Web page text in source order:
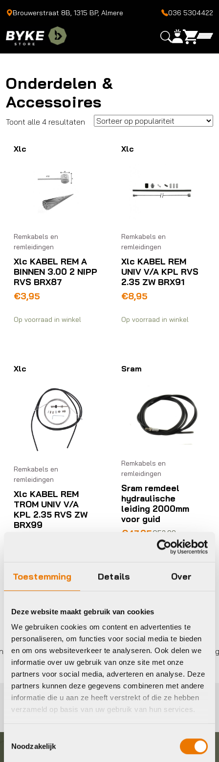
Toestemming Details Over
Deze website maakt gebruik van cookies
We gebruiken cookies om content en advertenties te
personaliseren, om functies voor social media te bieden
en om ons websiteverkeer te analyseren. Ook delen we
informatie over uw gebruik van onze site met onze
partners voor social media, adverteren en analyse. Deze
partners kunnen deze gegevens combineren met andere
informatie die u aan ze heeft verstrekt of die ze hebben
verzameld op basis van uw gebruik van hun services.
Noodzakelijk
Brouwerstraat 8B, 1315 BP, Almere 036 5304422
Onderdelen &
Accessoires
Toont alle 4 resultaten Gesorteerd
populariteit
Xlc
Remkabels en
remleidingen
Xlc KABEL REM A
BINNEN 3.00 2 NIPP
RVS BRX87
€3,95
Op voorraad in winkel
Xlc
Remkabels en
remleidingen
Xlc KABEL REM
UNIV V/A KPL RVS
2.35 ZW BRX91
€8,95
Op voorraad in winkel
Xlc
Remkabels en
remleidingen
Xlc KABEL REM
TROM UNIV V/A
KPL 2.35 RVS ZW
BRX99
Sram
Remkabels en
remleidingen
Sram remdeel
hydraulische
leiding 2000mm
voor guid
€52,00
Oorspronkelijke
€47,95
Huidige
Op voorraad in winkel
betalen,0%rente Eigen werkplaats met